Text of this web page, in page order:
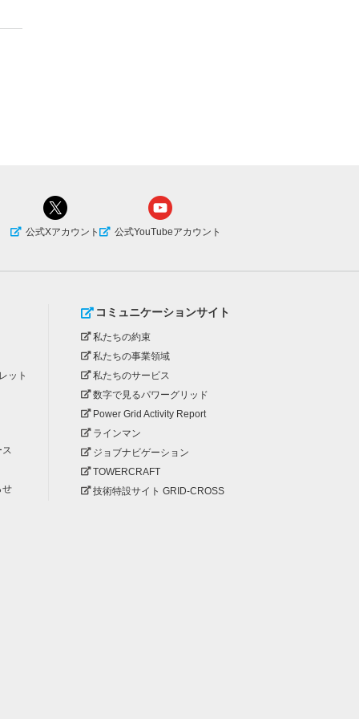
公式Xアカウント 公式YouTubeアカウント
ット
せ
コミュニケーションサイト
私たちの約束
私たちの事業領域
私たちのサービス
数字で見るパワーグリッド
Power Grid Activity Report
ラインマン
ジョブナビゲーション
TOWERCRAFT
技術特設サイト GRID-CROSS